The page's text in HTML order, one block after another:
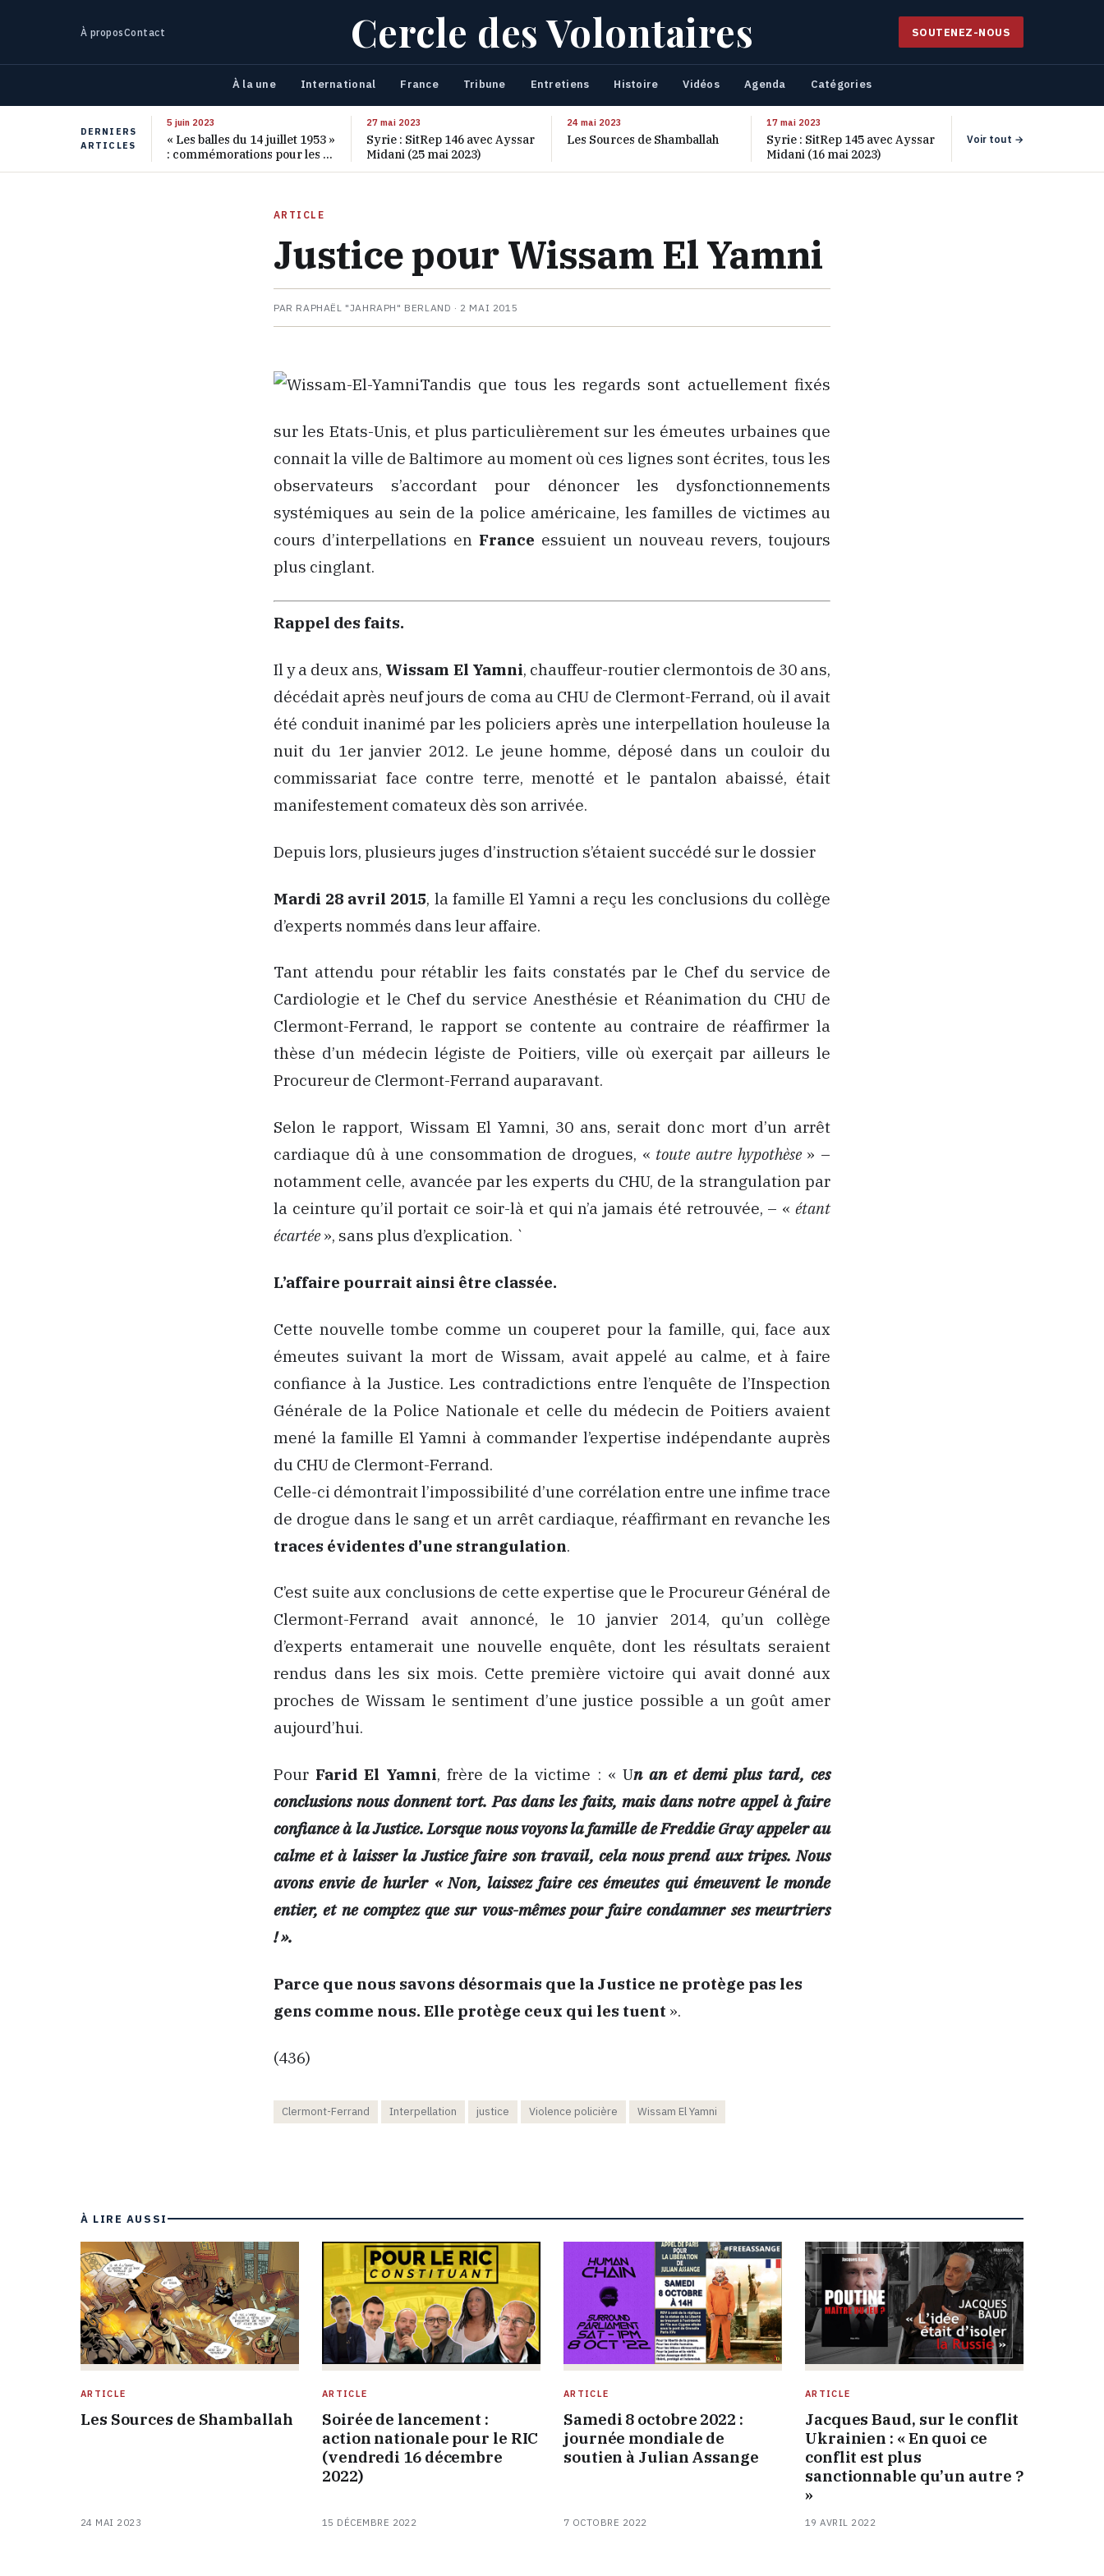
À proposContact Cercle des Volontaires SOUTENEZ-NOUS
À la une International France Tribune Entretiens Histoire Vidéos Agenda Catégories
DERNIERS
ARTICLES
5 juin 2023
« Les balles du 14 juillet 1953 »
: commémorations pour les 70
ans de ce massacre oublié
27 mai 2023
Syrie : SitRep 146 avec Ayssar
Midani (25 mai 2023)
24 mai 2023
Les Sources de Shamballah
17 mai 2023
Syrie : SitRep 145 avec Ayssar
Midani (16 mai 2023)
Voir tout →
ARTICLE
Justice pour Wissam El Yamni
PAR RAPHAËL "JAHRAPH" BERLAND · 2 MAI 2015
Tandis que tous les regards sont actuellement fixés
sur les Etats-Unis, et plus particulièrement sur les émeutes urbaines que
connait la ville de Baltimore au moment où ces lignes sont écrites, tous les
observateurs s’accordant pour dénoncer les dysfonctionnements
systémiques au sein de la police américaine, les familles de victimes au
cours d’interpellations en France essuient un nouveau revers, toujours
plus cinglant.
Rappel des faits.
Il y a deux ans, Wissam El Yamni, chauffeur-routier clermontois de 30 ans,
décédait après neuf jours de coma au CHU de Clermont-Ferrand, où il avait
été conduit inanimé par les policiers après une interpellation houleuse la
nuit du 1er janvier 2012. Le jeune homme, déposé dans un couloir du
commissariat face contre terre, menotté et le pantalon abaissé, était
manifestement comateux dès son arrivée.
Depuis lors, plusieurs juges d’instruction s’étaient succédé sur le dossier
Mardi 28 avril 2015, la famille El Yamni a reçu les conclusions du collège
d’experts nommés dans leur affaire.
Tant attendu pour rétablir les faits constatés par le Chef du service de
Cardiologie et le Chef du service Anesthésie et Réanimation du CHU de
Clermont-Ferrand, le rapport se contente au contraire de réaffirmer la
thèse d’un médecin légiste de Poitiers, ville où exerçait par ailleurs le
Procureur de Clermont-Ferrand auparavant.
Selon le rapport, Wissam El Yamni, 30 ans, serait donc mort d’un arrêt
cardiaque dû à une consommation de drogues, « toute autre hypothèse» –
notamment celle, avancée par les experts du CHU, de la strangulation par
la ceinture qu’il portait ce soir-là et qui n’a jamais été retrouvée, – « étant
écartée », sans plus d’explication. `
L’affaire pourrait ainsi être classée.
Cette nouvelle tombe comme un couperet pour la famille, qui, face aux
émeutes suivant la mort de Wissam, avait appelé au calme, et à faire
confiance à la Justice. Les contradictions entre l’enquête de l’Inspection
Générale de la Police Nationale et celle du médecin de Poitiers avaient
mené la famille El Yamni à commander l’expertise indépendante auprès
du CHU de Clermont-Ferrand.
Celle-ci démontrait l’impossibilité d’une corrélation entre une infime trace
de drogue dans le sang et un arrêt cardiaque, réaffirmant en revanche les
traces évidentes d’une strangulation.
C’est suite aux conclusions de cette expertise que le Procureur Général de
Clermont-Ferrand avait annoncé, le 10 janvier 2014, qu’un collège
d’experts entamerait une nouvelle enquête, dont les résultats seraient
rendus dans les six mois. Cette première victoire qui avait donné aux
proches de Wissam le sentiment d’une justice possible a un goût amer
aujourd’hui.
Pour Farid El Yamni, frère de la victime : « Un an et demi plus tard, ces
conclusions nous donnent tort. Pas dans les faits, mais dans notre appel à faire
confiance à la Justice. Lorsque nous voyons la famille de Freddie Gray appeler au
calme et à laisser la Justice faire son travail, cela nous prend aux tripes. Nous
avons envie de hurler « Non, laissez faire ces émeutes qui émeuvent le monde
entier, et ne comptez que sur vous-mêmes pour faire condamner ses meurtriers
! ».
Parce que nous savons désormais que la Justice ne protège pas les
gens comme nous. Elle protège ceux qui les tuent ».
(436)
Clermont-Ferrand Interpellation justice Violence policière Wissam El Yamni
À LIRE AUSSI
ARTICLE
Les Sources de Shamballah
24 MAI 2023
ARTICLE
Soirée de lancement :
action nationale pour le RIC
(vendredi 16 décembre
2022)
15 DÉCEMBRE 2022
ARTICLE
Samedi 8 octobre 2022 :
journée mondiale de
soutien à Julian Assange
7 OCTOBRE 2022
ARTICLE
Jacques Baud, sur le conflit
Ukrainien : « En quoi ce
conflit est plus
sanctionnable qu’un autre ?
»
19 AVRIL 2022